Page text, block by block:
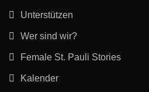
Unterstützen
Wer sind wir?
Female St. Pauli Stories
Kalender